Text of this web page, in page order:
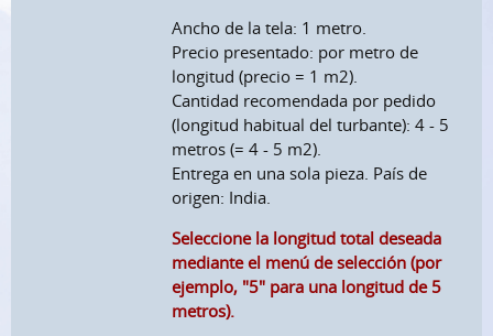
Ancho de la tela: 1 metro.
Precio presentado: por metro de
longitud (precio = 1 m2).
Cantidad recomendada por pedido
(longitud habitual del turbante): 4 - 5
metros (= 4 - 5 m2).
Entrega en una sola pieza. País de
origen: India.
Seleccione la longitud total deseada
mediante el menú de selección (por
ejemplo, "5" para una longitud de 5
metros).